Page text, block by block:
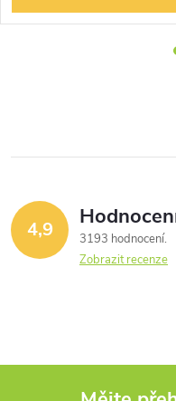
4,9
3193 hodnocení
Zobrazit recenze